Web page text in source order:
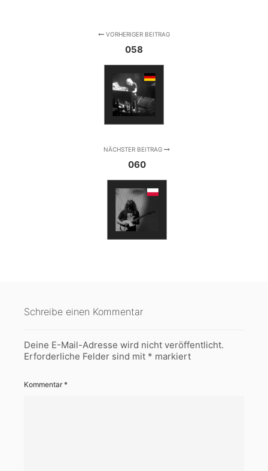
VORHERIGER BEITRAG
058
NÄCHSTER BEITRAG
060
Schreibe einen Kommentar
Deine E-Mail-Adresse wird nicht veröffentlicht.
Erforderliche Felder sind mit * markiert
Kommentar*